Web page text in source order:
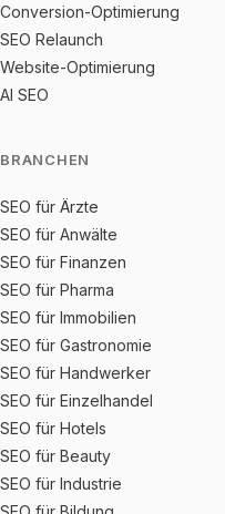
Conversion-Optimierung
SEO Relaunch
Website-Optimierung
AI SEO
BRANCHEN
SEO für Ärzte
SEO für Anwälte
SEO für Finanzen
SEO für Pharma
SEO für Immobilien
SEO für Gastronomie
SEO für Handwerker
SEO für Einzelhandel
SEO für Hotels
SEO für Beauty
SEO für Industrie